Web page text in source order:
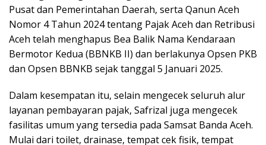
Pusat dan Pemerintahan Daerah, serta Qanun Aceh
Nomor 4 Tahun 2024 tentang Pajak Aceh dan Retribusi
Aceh telah menghapus Bea Balik Nama Kendaraan
Bermotor Kedua (BBNKB II) dan berlakunya Opsen PKB
dan Opsen BBNKB sejak tanggal 5 Januari 2025.
Dalam kesempatan itu, selain mengecek seluruh alur
layanan pembayaran pajak, Safrizal juga mengecek
fasilitas umum yang tersedia pada Samsat Banda Aceh.
Mulai dari toilet, drainase, tempat cek fisik, tempat